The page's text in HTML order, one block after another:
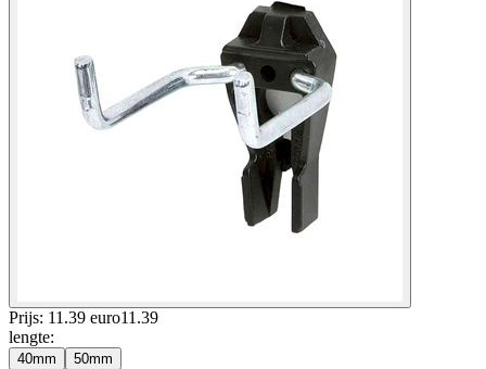
Prijs: 11.39 euro11 .39
lengte:
40mm 50mm